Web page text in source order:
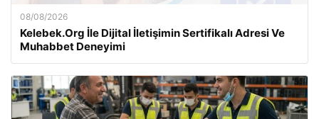
08/08/2026
Kelebek.Org İle Dijital İletişimin Sertifikalı Adresi Ve
Muhabbet Deneyimi